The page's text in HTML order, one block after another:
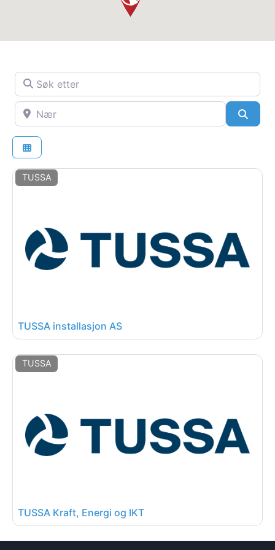
Søk etter
Nær
TUSSA
TUSSA installasjon AS
TUSSA
TUSSA Kraft, Energi og IKT